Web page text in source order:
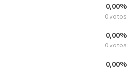
0,00%
0 votos
0,00%
0 votos
0,00%